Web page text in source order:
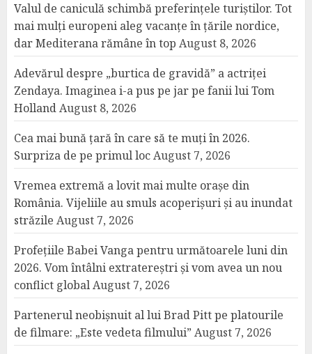
Valul de caniculă schimbă preferințele turiștilor. Tot
mai mulți europeni aleg vacanțe în țările nordice,
dar Mediterana rămâne în top August 8, 2026
Adevărul despre „burtica de gravidă” a actriței
Zendaya. Imaginea i-a pus pe jar pe fanii lui Tom
HollandAugust 8, 2026
Cea mai bună țară în care să te muți în 2026.
Surpriza de pe primul locAugust 7, 2026
Vremea extremă a lovit mai multe orașe din
România. Vijeliile au smuls acoperișuri și au inundat
străzile August 7, 2026
Profețiile Babei Vanga pentru următoarele luni din
2026. Vom întâlni extratereștri și vom avea un nou
conflict globalAugust 7, 2026
Partenerul neobișnuit al lui Brad Pitt pe platourile
de filmare: „Este vedeta filmului” August 7, 2026